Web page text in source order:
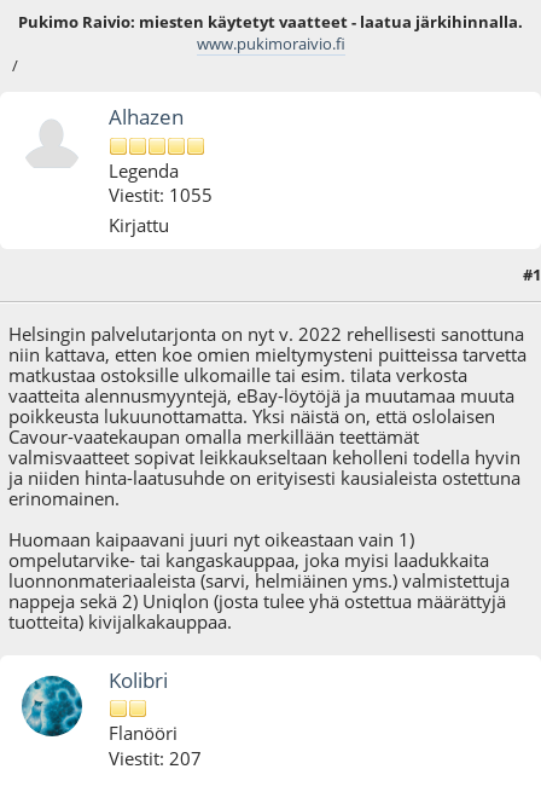
Pukimo Raivio: miesten käytetyt vaatteet - laatua järkihinnalla.
www.pukimoraivio.fi
/
Alhazen
Legenda
Viestit: 1055
Kirjattu
#1
Helsingin palvelutarjonta on nyt v. 2022 rehellisesti sanottuna
niin kattava, etten koe omien mieltymysteni puitteissa tarvetta
matkustaa ostoksille ulkomaille tai esim. tilata verkosta
vaatteita alennusmyyntejä, eBay-löytöjä ja muutamaa muuta
poikkeusta lukuunottamatta. Yksi näistä on, että oslolaisen
Cavour-vaatekaupan omalla merkillään teettämät
valmisvaatteet sopivat leikkaukseltaan keholleni todella hyvin
ja niiden hinta-laatusuhde on erityisesti kausialeista ostettuna
erinomainen.
Huomaan kaipaavani juuri nyt oikeastaan vain 1)
ompelutarvike- tai kangaskauppaa, joka myisi laadukkaita
luonnonmateriaaleista (sarvi, helmiäinen yms.) valmistettuja
nappeja sekä 2) Uniqlon (josta tulee yhä ostettua määrättyjä
tuotteita) kivijalkakauppaa.
Kolibri
Flanööri
Viestit: 207